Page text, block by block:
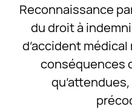
Reconnaissance
du droit à
d’accident
conséquences